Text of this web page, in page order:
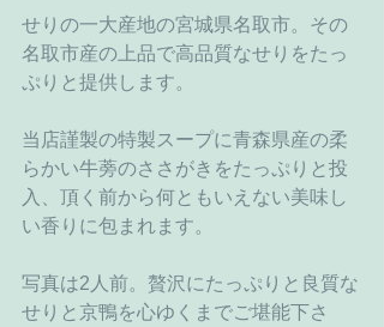
せりの一大産地の宮城県名取市。その
名取市産の上品で高品質なせりをたっ
ぷりと提供します。
当店謹製の特製スープに青森県産の柔
らかい牛蒡のささがきをたっぷりと投
入、頂く前から何ともいえない美味し
い香りに包まれます。
写真は2人前。贅沢にたっぷりと良質な
せりと京鴨を心ゆくまでご堪能下さ